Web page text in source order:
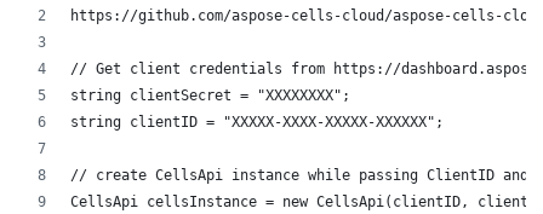
https://github.com/aspose-cells-cloud/aspose-cells-
// Get client credentials from https://
string clientSecret = "XXXXXXXX";
string clientID = "XXXXX-XXXX-XXXXX-XXXXXX";
// create CellsApi instance while passing ClientID and
CellsApi cellsInstance = new CellsApi(clientID,